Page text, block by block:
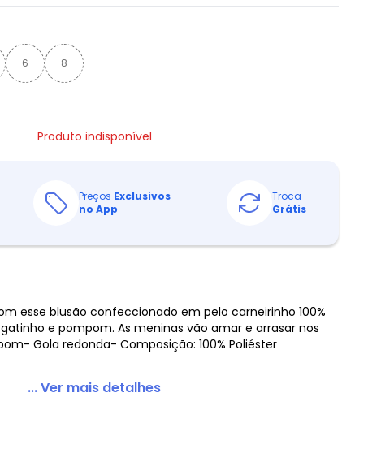
6 8
Produto indisponível
Preços Exclusivos
no App
Troca
Grátis
esse blusão confeccionado em pelo carneirinho 100%
e pompom. As meninas vão amar e arrasar nos
Gola redonda- Composição: 100% Poliéster
... Ver mais detalhes